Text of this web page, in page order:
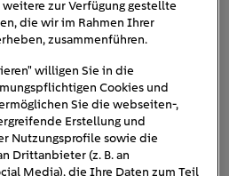
zur Verfügung gestellte
die wir im Rahmen Ihrer
zusammenführen.
willigen Sie in die
Cookies und
Sie die webseiten-,
Erstellung und
Nutzungsprofile sowie die
Drittanbieter (z. B. an
Media), die Ihre Daten zum Teil